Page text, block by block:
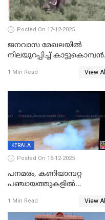
Posted On 17-12-2025
ജനവാസ മേഖലയില്‍
നിലയുറപ്പിച്ച് കാട്ടുകൊമ്പന്‍
1 Min Read View All
KERALA
Posted On 16-12-2025
പനമരം, കണിയാമ്പറ്റ
പഞ്ചായത്തുകളിൽ
സ്ഥാപനങ്ങൾക്ക് അവധി
1 Min Read View All